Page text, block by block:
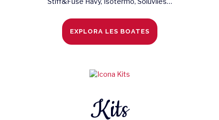
EXPLORA LES BOATES
Kits